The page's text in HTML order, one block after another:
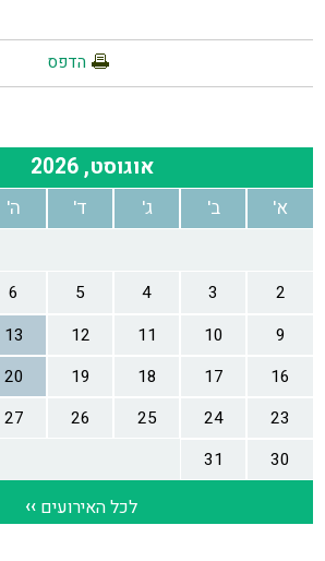
הדפס